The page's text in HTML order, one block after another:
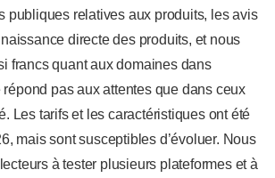
publiques relatives aux produits, les avis
directe des produits, et nous
francs quant aux domaines dans
répond pas aux attentes que dans ceux
Les tarifs et les caractéristiques ont été
mais sont susceptibles d’évoluer. Nous
à tester plusieurs plateformes et à